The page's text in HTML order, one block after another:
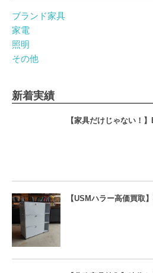
ブランド家具
家電
照明
その他
新着実績
【家具だけじゃない！
【USMハラー高価買取